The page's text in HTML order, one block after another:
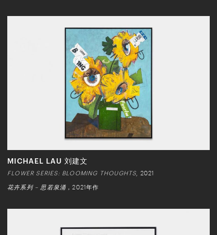
MICHAEL LAU 刘建文
FLOWER SERIES: BLOOMING THOUGHTS , 2021
花卉系列 – 思若泉涌 ，2021年作